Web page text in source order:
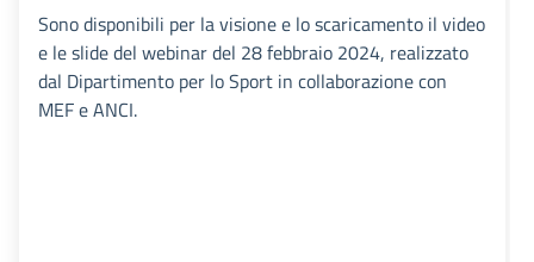
Sono disponibili per la visione e lo scaricamento il video
e le slide del webinar del 28 febbraio 2024, realizzato
dal Dipartimento per lo Sport in collaborazione con
MEF e ANCI.